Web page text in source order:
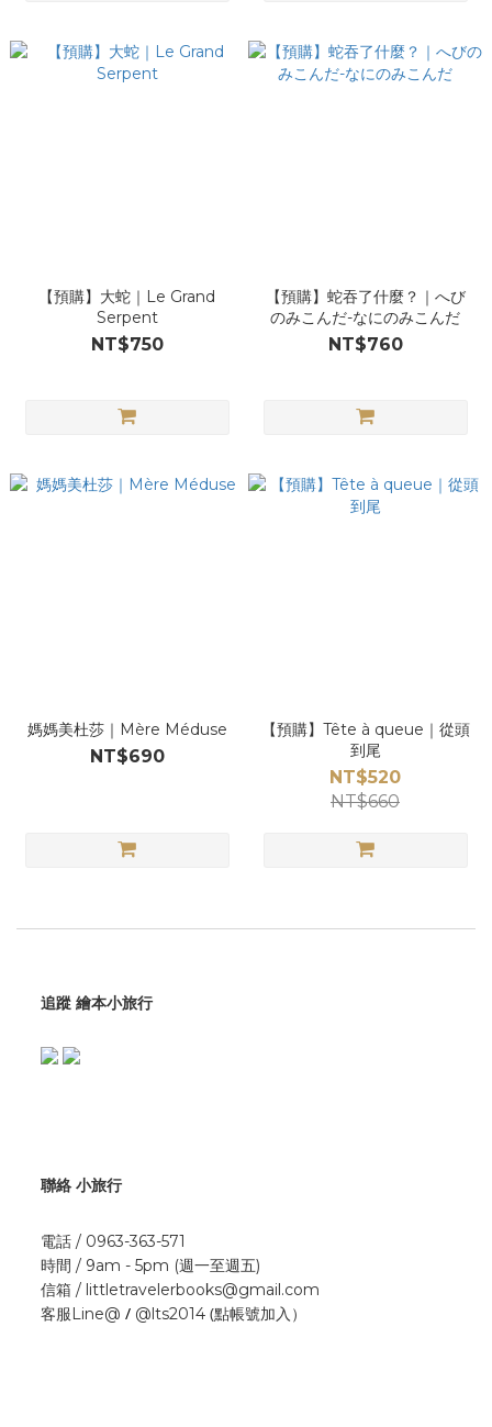
【預購】大蛇｜Le Grand
Serpent
NT$750
【預購】蛇吞了什麼？｜へび
のみこんだ-なにのみこんだ
NT$760
媽媽美杜莎｜Mère Méduse
NT$690
【預購】Tête à queue｜從頭
到尾
NT$520
NT$660
追蹤 繪本小旅行
聯絡 小旅行
電話 / 0963-363-571
時間 / 9am - 5pm (週一至週五)
信箱 / littletravelerbooks@gmail.com
客服Line@ / @lts2014 (點帳號加入）